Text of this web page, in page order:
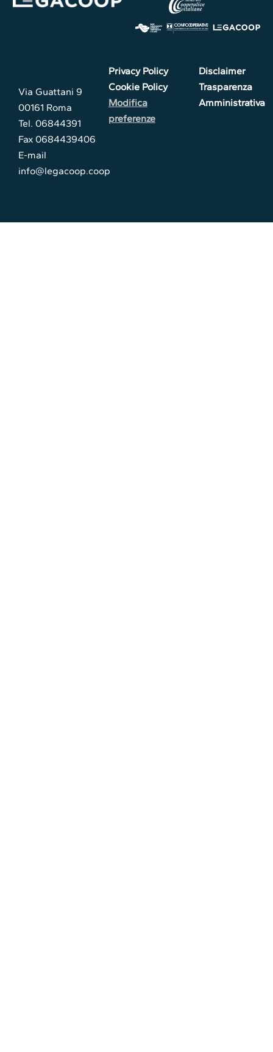
Via Guattani 9
00161 Roma
Tel. 06844391
Fax 0684439406
E-mail
info@legacoop.coop
Privacy Policy
Cookie Policy
Modifica
preferenze
Disclaimer
Trasparenza
Amministrativa